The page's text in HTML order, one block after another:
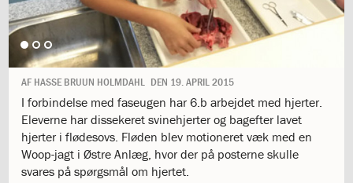
days
of
giving
1.12:
Let
it
Grow
1.13:
Move
it!
1.14:
Ucycle
We
AF HASSE BRUUN HOLMDAHL DEN 19. APRIL 2015
I forbindelse med faseugen har 6.b arbejdet med hjerter.
Eleverne har dissekeret svinehjerter og bagefter lavet
hjerter i flødesovs. Fløden blev motioneret væk med en
Woop-jagt i Østre Anlæg, hvor der på posterne skulle
svares på spørgsmål om hjertet.